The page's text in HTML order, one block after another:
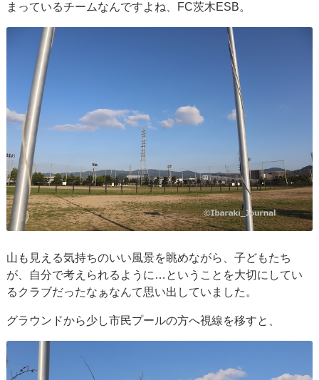
まっているチームなんですよね、FC茨木ESB。
山も見える気持ちのいい風景を眺めながら、子どもたち
が、自分で考えられるように…ということを大切にしてい
るクラブだったなぁなんて思い出していました。
グラウンドから少し市民プールの方へ視線を移すと、